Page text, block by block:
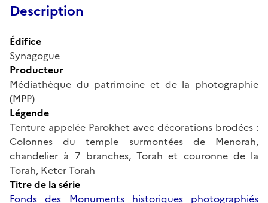
Description
Édifice
Synagogue
Producteur
Médiathèque du patrimoine et de la photographie
(MPP)
Légende
Tenture appelée Parokhet avec décorations brodées :
Colonnes du temple surmontées de Menorah,
chandelier à 7 branches, Torah et couronne de la
Torah, Keter Torah
Titre de la série
Fonds des Monuments historiques photographiés